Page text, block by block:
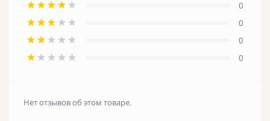
0
0
0
0
Нет отзывов об этом товаре.